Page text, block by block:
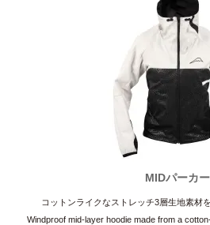
MIDパーカー
コットンライクなストレッチ3層生地素材
Windproof mid-layer hoodie made from a